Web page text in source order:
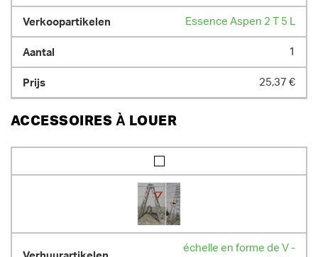
Essence Aspen 2 T 5 L
1
25,37 €
ACCESSOIRES À LOUER
échelle en forme de V -